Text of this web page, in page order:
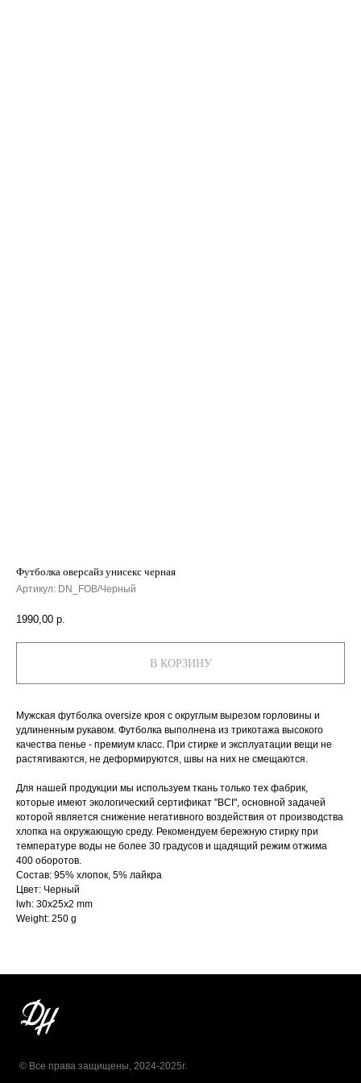
Футболка оверсайз унисекс черная
Артикул: DN_FOB/Черный
1990,00 р.
В КОРЗИНУ
Мужская футболка oversize кроя с округлым вырезом горловины и
удлиненным рукавом. Футболка выполнена из трикотажа высокого
качества пенье - премиум класс. При стирке и эксплуатации вещи не
растягиваются, не деформируются, швы на них не смещаются.
Для нашей продукции мы используем ткань только тех фабрик,
которые имеют экологический сертификат "BCI", основной задачей
которой является снижение негативного воздействия от производства
хлопка на окружающую среду. Рекомендуем бережную стирку при
температуре воды не более 30 градусов и щадящий режим отжима
400 оборотов.
Состав: 95% хлопок, 5% лайкра
Цвет: Черный
lwh: 30x25x2 mm
Weight: 250 g
© Все права защищены, 2024-2025г.